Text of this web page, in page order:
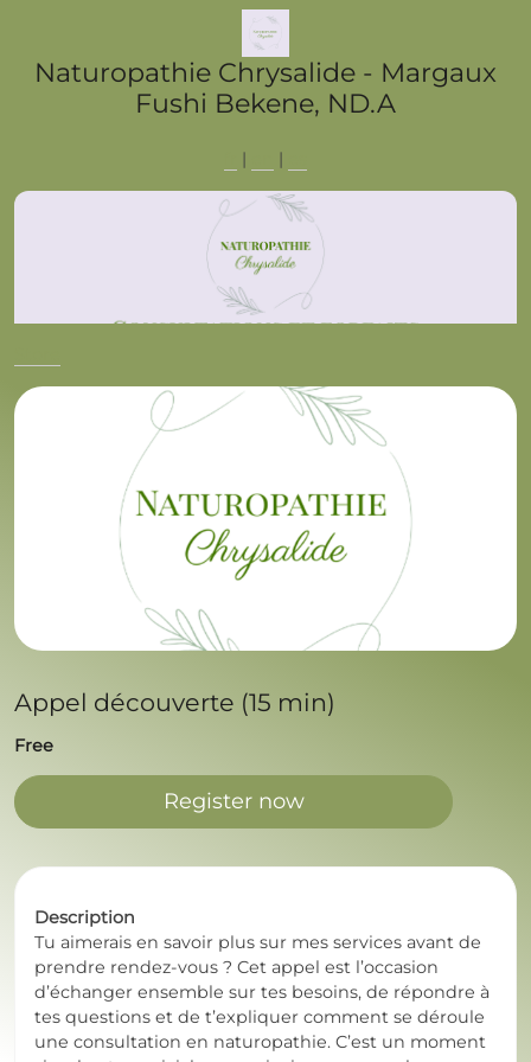
Naturopathie Chrysalide - Margaux
Fushi Bekene, ND.A
| |
Appel découverte (15 min)
Free
Register now
Description
Tu aimerais en savoir plus sur mes services avant de
prendre rendez-vous ? Cet appel est l’occasion
d’échanger ensemble sur tes besoins, de répondre à
tes questions et de t’expliquer comment se déroule
une consultation en naturopathie. C’est un moment